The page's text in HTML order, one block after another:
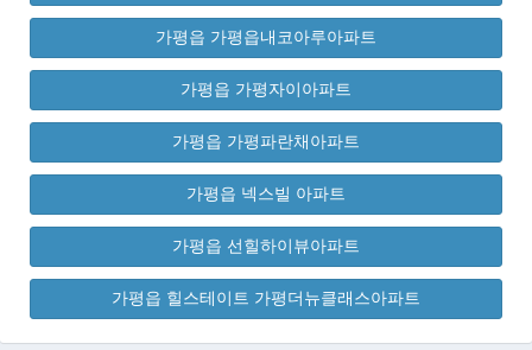
가평읍 가평읍내코아루아파트
가평읍 가평자이아파트
가평읍 가평파란채아파트
가평읍 넥스빌 아파트
가평읍 선힐하이뷰아파트
가평읍 힐스테이트 가평더뉴클래스아파트